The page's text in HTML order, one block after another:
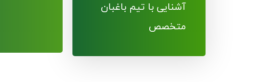
آشنایی با تیم باغبان
متخصص